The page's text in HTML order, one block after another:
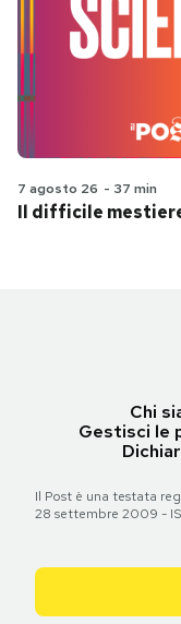
7 agosto 26 - 37 min
Il difficile
Chi
Gestisci le
Il Post è una testata
28 settembre 2009 -